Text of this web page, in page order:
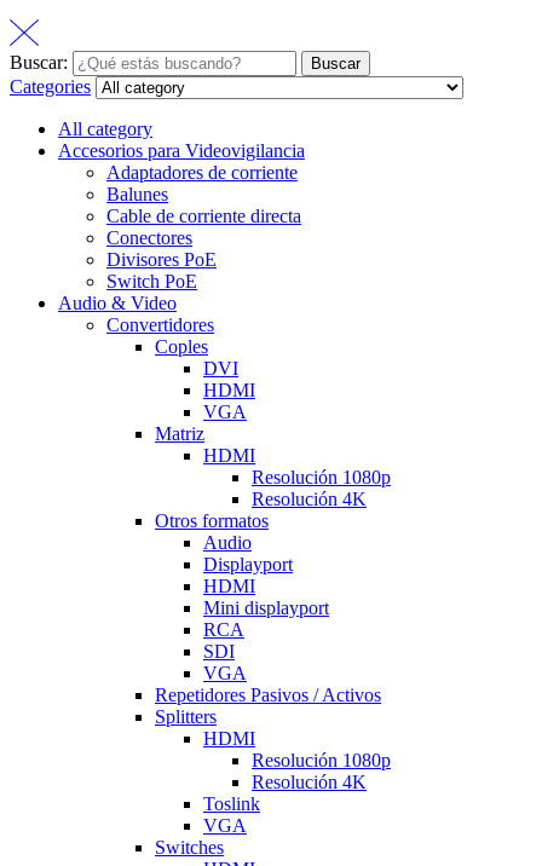
Buscar: Buscar
Categories
All category
Accesorios para Videovigilancia
Adaptadores de corriente
Balunes
Cable de corriente directa
Conectores
Divisores PoE
Switch PoE
Audio & Video
Convertidores
Coples
DVI
HDMI
VGA
Matriz
HDMI
Resolución 1080p
Resolución 4K
Otros formatos
Audio
Displayport
HDMI
Mini displayport
RCA
SDI
VGA
Repetidores Pasivos / Activos
Splitters
HDMI
Resolución 1080p
Resolución 4K
Toslink
VGA
Switches